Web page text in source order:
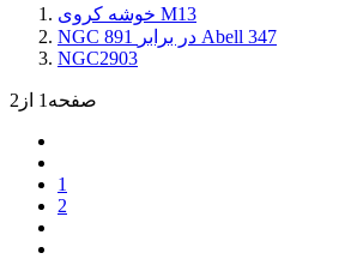
خوشه کروی M13
NGC 891 در برابر Abell 347
NGC2903
صفحه1 از2
1
2